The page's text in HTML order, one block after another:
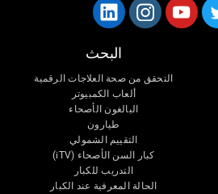
البحث
التحقق من صحة العلاجات الرقمية
ألعاب الكمبيوتر
البالغون الأصحاء
طيارون
التقييم الشمولي
كبار السن الأصحاء (iTV)
التدريب للكبار
الحالة المعرفية عند الكبار